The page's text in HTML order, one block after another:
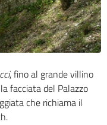
, fino al grandevillino
facciata del Palazzo
che richiama il
h.